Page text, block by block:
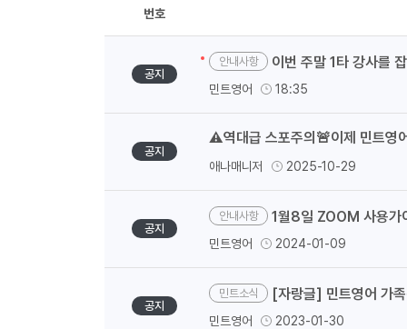
번호
공지
안내사항 이번 주말 1타 강사를
민트영어 18:35
공지
⚠️역대급 스포주의🚨이제 민트영
애나매니저 2025-10-29
공지
안내사항 1월8일 ZOOM 사용가
민트영어 2024-01-09
공지
민트소식 [자랑글] 민트영어 가
민트영어 2023-01-30